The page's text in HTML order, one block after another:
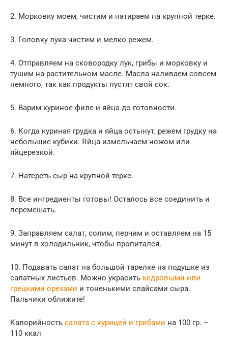
2. Морковку моем, чистим и натираем на крупной терке.
3. Головку лука чистим и мелко режем.
4. Отправляем на сковородку лук, грибы и морковку и
тушим на растительном масле. Масла наливаем совсем
немного, так как продукты пустят свой сок.
5. Варим куриное филе и яйца до готовности.
6. Когда куриная грудка и яйца остынут, режем грудку на
небольшие кубики. Яйца измельчаем ножом или
яйцерезкой.
7. Натереть сыр на крупной терке.
8. Все ингредиенты готовы! Осталось все соединить и
перемешать.
9. Заправляем салат, солим, перчим и оставляем на 15
минут в холодильник, чтобы пропитался.
10. Подавать салат на большой тарелке на подушке из
салатных листьев. Можно украсить кедровыми или
грецкими орехами и тоненькими слайсами сыра.
Пальчики оближите!
Калорийность салата с курицей и грибами на 100 гр. –
110 ккал